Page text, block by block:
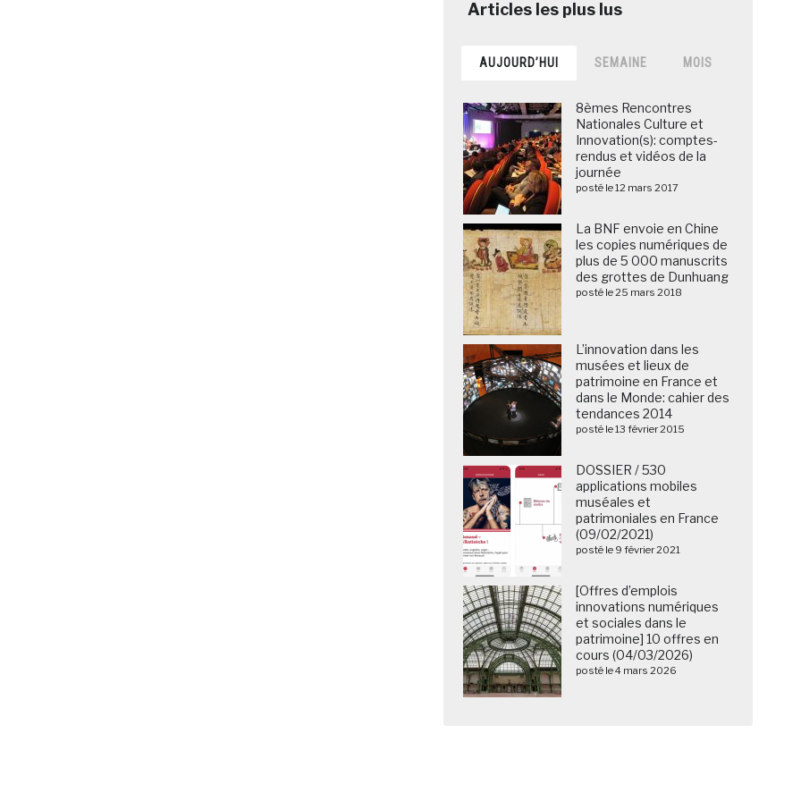
AUJOURD’HUI SEMAINE MOIS
8èmes Rencontres
Nationales Culture et
Innovation(s): comptes-
rendus et vidéos de la
journée
posté le 12 mars 2017
La BNF envoie en Chine
les copies numériques de
plus de 5 000 manuscrits
des grottes de Dunhuang
posté le 25 mars 2018
L’innovation dans les
musées et lieux de
patrimoine en France et
dans le Monde: cahier des
tendances 2014
posté le 13 février 2015
DOSSIER / 530
applications mobiles
muséales et
patrimoniales en France
(09/02/2021)
posté le 9 février 2021
[Offres d’emplois
innovations numériques
et sociales dans le
patrimoine] 10 offres en
cours (04/03/2026)
posté le 4 mars 2026